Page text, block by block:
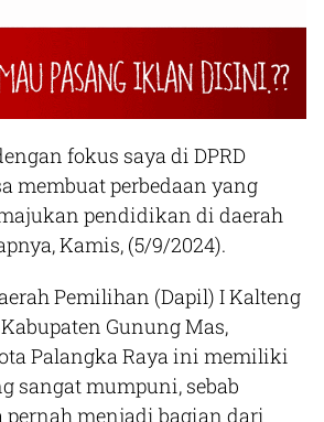
fokus saya di DPRD
membuat perbedaan yang
pendidikan di daerah
Kamis, (5/9/2024).
Pemilihan (Dapil) I Kalteng
Gunung Mas,
Palangka Raya ini memiliki
sangat mumpuni, sebab
pernah menjadi bagian dari